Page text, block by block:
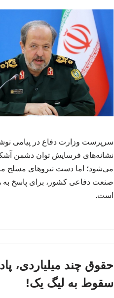
سرپرست وزارت دفاع در پیامی
نشانه‌های فرسایش توان دشمن
می‌شود؛ اما دست نیروهای مسلح ما،
صنعت دفاعی کشور، برای پاسخ به
است.
حقوق چند میلیاردی،
سقوط به لیگ یک!